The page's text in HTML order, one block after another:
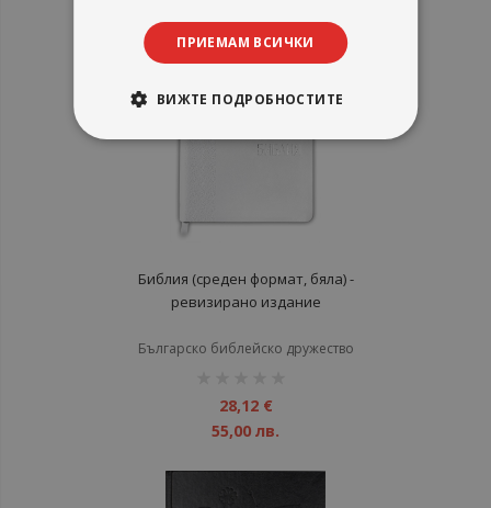
Библия (среден формат, бяла) -
ревизирано издание
Българско библейско дружество
28,12 €
55,00 лв.
ПРИЕМАМ ВСИЧКИ
ВИЖТЕ ПОДРОБНОСТИТЕ